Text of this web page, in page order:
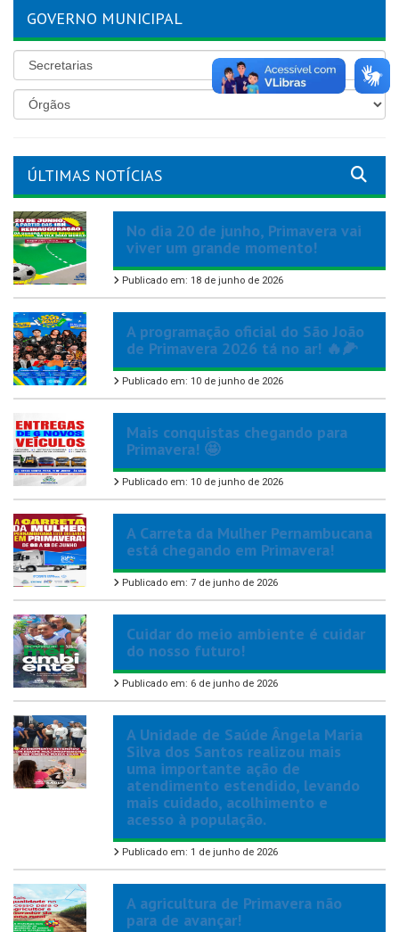
GOVERNO MUNICIPAL
ÚLTIMAS NOTÍCIAS
No dia 20 de junho, Primavera vai
viver um grande momento!
Publicado em: 18 de junho de 2026
A programação oficial do São João
de Primavera 2026 tá no ar! 🔥🌽
Publicado em: 10 de junho de 2026
Mais conquistas chegando para
Primavera! 🤩
Publicado em: 10 de junho de 2026
A Carreta da Mulher Pernambucana
está chegando em Primavera!
Publicado em: 7 de junho de 2026
Cuidar do meio ambiente é cuidar
do nosso futuro!
Publicado em: 6 de junho de 2026
A Unidade de Saúde Ângela Maria
Silva dos Santos realizou mais
uma importante ação de
atendimento estendido, levando
mais cuidado, acolhimento e
acesso à população.
Publicado em: 1 de junho de 2026
A agricultura de Primavera não
para de avançar!